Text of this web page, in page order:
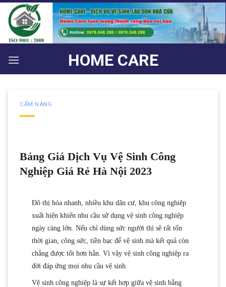
Bỏ
qua
nội
dung
HOME CARE
CẨM NANG
Bảng Giá Dịch Vụ Vệ Sinh Công
Nghiệp Giá Rẻ Hà Nội 2023
Đô thị hóa nhanh, nhiều khu dân cư, khu công nghiệp
xuất hiện khiến nhu cầu sử dụng vệ sinh công nghiệp
ngày càng lớn. Nếu chỉ dùng sức người thì sẽ rất tốn
thời gian, công sức, tiền bạc để vệ sinh mà kết quả còn
chẳng được tốt hơn hẳn. Vì vậy vệ sinh công nghiệp ra
đời đáp ứng mọi nhu cầu vệ sinh.
Vệ sinh công nghiệp là sự kết hợp giữa vệ sinh bằng